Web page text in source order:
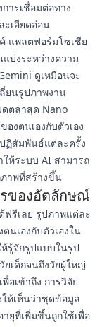
ารเชื่อมต่อทาง
เอียดอ่อน
ค์ แพลตฟอร์มโซเชีย
บ่งระหว่างความ
ดูเหมือนจะ
ยนรูปภาพงาน
ดตล่าสุด Nano
งตนเองกับตัวเอง
ฏิสัมพันธ์แต่ละครั้ง
ห้ระบบ AI สามารถ
าพที่สร้างขึ้น
ของอัตลักษณ์
ฟรีเลย รูปภาพแต่ละ
นเองกับตัวเองใน
รู้จักรูปแบบในรูป
เด็กจนถึงวัยผู้ใหญ่
อเข้าถึง การวิจัย
ห้เห็นว่าชุดข้อมูล
ยุที่เพิ่มขึ้นถูกใช้เพื่อ